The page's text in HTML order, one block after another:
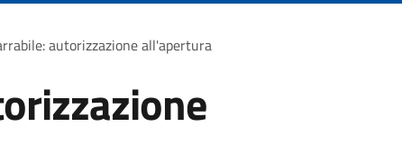
autorizzazione all'apertura